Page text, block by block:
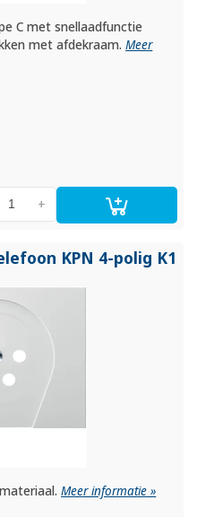
C met snellaadfunctie
met afdekraam.Meer
+
KPN 4-polig K1
Meer informatie »